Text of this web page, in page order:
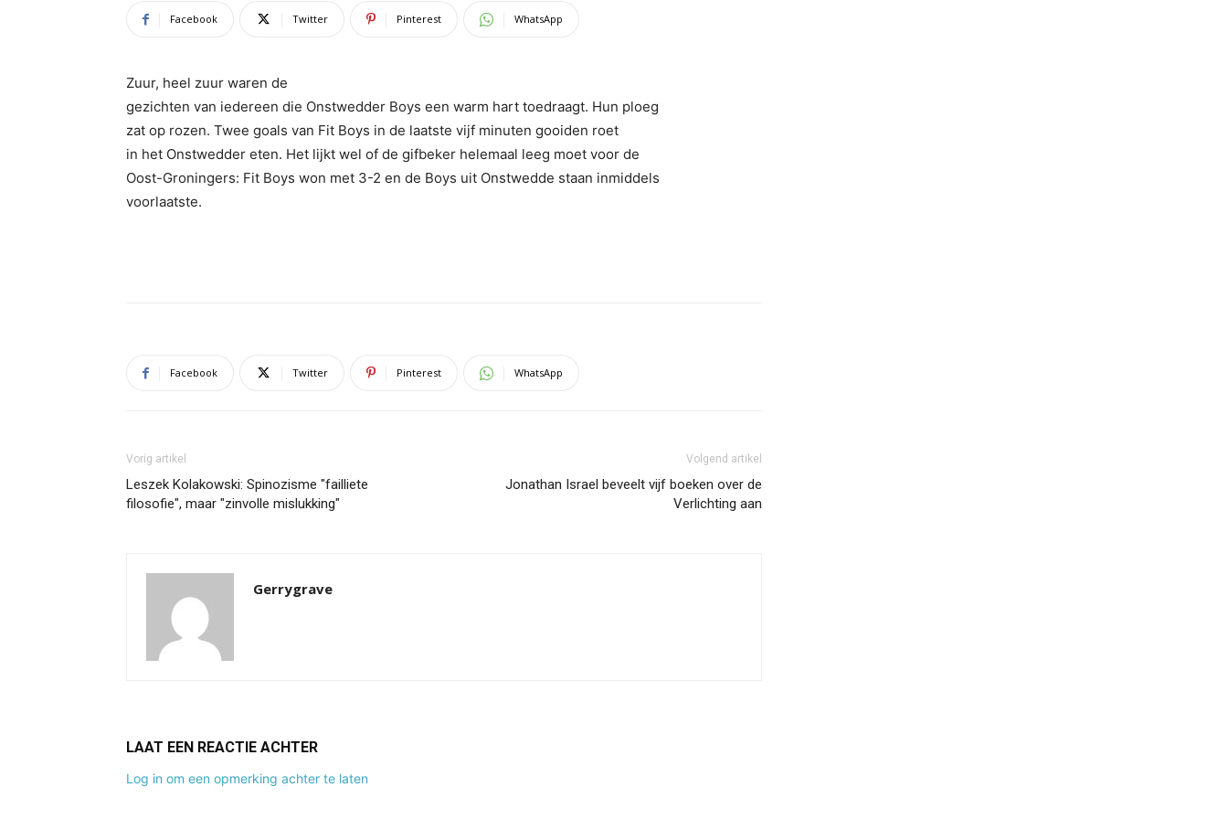
Facebook Twitter Pinterest WhatsApp
Zuur, heel zuur waren de
gezichten van iedereen die Onstwedder Boys een warm hart toedraagt. Hun ploeg
zat op rozen. Twee goals van Fit Boys in de laatste vijf minuten gooiden roet
in het Onstwedder eten. Het lijkt wel of de gifbeker helemaal leeg moet voor de
Oost-Groningers: Fit Boys won met 3-2 en de Boys uit Onstwedde staan inmiddels
voorlaatste.
Facebook Twitter Pinterest WhatsApp
Vorig artikel
Leszek Kolakowski: Spinozisme "failliete
filosofie", maar "zinvolle mislukking"
Volgend artikel
Jonathan Israel beveelt vijf boeken over de
Verlichting aan
Gerrygrave
LAAT EEN REACTIE ACHTER
Log in om een opmerking achter te laten